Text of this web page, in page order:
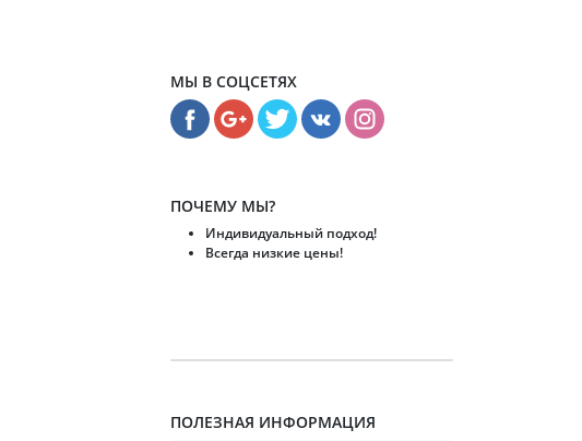
МЫ В СОЦСЕТЯХ
ПОЧЕМУ МЫ?
Индивидуальный подход!
Всегда низкие цены!
ПОЛЕЗНАЯ ИНФОРМАЦИЯ